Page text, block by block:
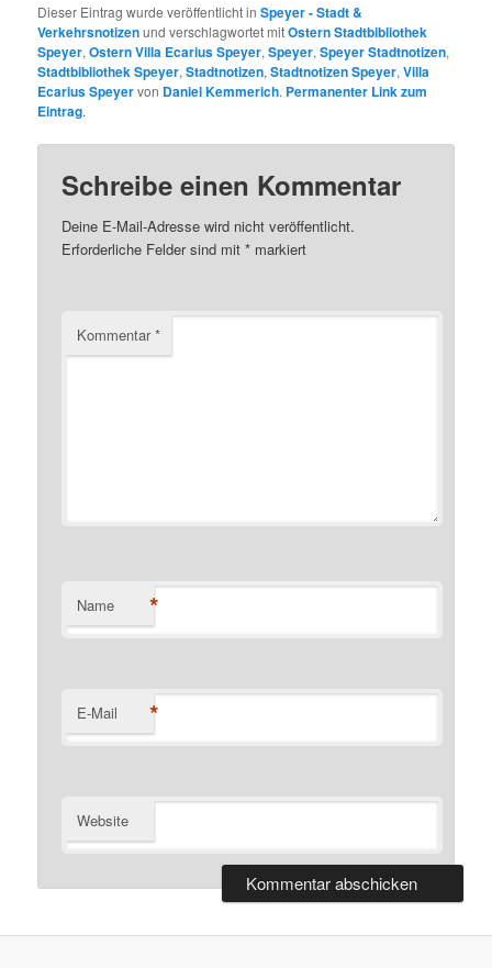
Dieser Eintrag wurde veröffentlicht inSpeyer - Stadt &
Verkehrsnotizenund verschlagwortet mitOstern Stadtbibliothek
Speyer,Ostern Villa Ecarius Speyer,Speyer,Speyer Stadtnotizen,
Stadtbibliothek Speyer,Stadtnotizen,Stadtnotizen Speyer,Villa
Ecarius Speyervon Daniel Kemmerich. Permanenter Link zum
Eintrag.
Schreibe einen Kommentar
Deine E-Mail-Adresse wird nicht veröffentlicht.
Erforderliche Felder sind mit* markiert
Kommentar*
Name *
E-Mail *
Website